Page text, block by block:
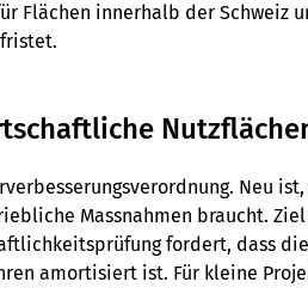
Flächen innerhalb der Schweiz
Neu ist,
Massnahmen braucht. Ziel
fordert, dass die
amortisiert ist. Für kleine